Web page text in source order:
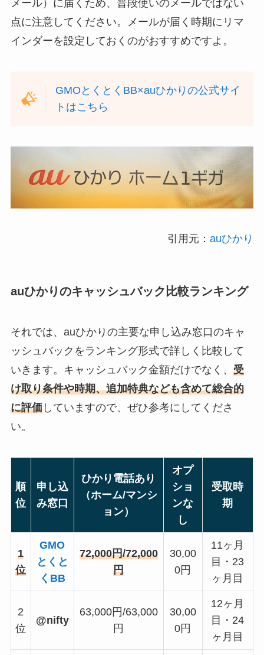
メール）に届くため、普段使いのメールではない
点に注意してください。メールが届く時期にリマ
インダーを設定しておくのがおすすめですよ。
GMOとくとくBB×auひかりの公式サイ
トはこちら
引用元：auひかり
auひかりのキャッシュバック比較ランキング
それでは、auひかりの主要な申し込み窓口のキャ
ッシュバックをランキング形式で詳しく比較して
いきます。キャッシュバック金額だけでなく、 受
け取り条件や時期、追加特典なども含めて総合的
に評価していますので、ぜひ参考にしてくださ
い。
順
位
申し込
み窓口
ひかり電話あり
（ホーム/マンシ
ョン）
オプ
ショ
ンな
し
受取時
期
1
位
GMO
とくと
くBB
72,000円/72,000
円
30,00
0円
11ヶ月
目・23
ヶ月目
2
位
@nifty
63,000円/63,000
円
30,00
0円
12ヶ月
目・24
ヶ月目